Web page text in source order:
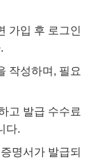
가입 후 로그인
작성하며, 필요
고 발급 수수료
다.
명서가 발급되